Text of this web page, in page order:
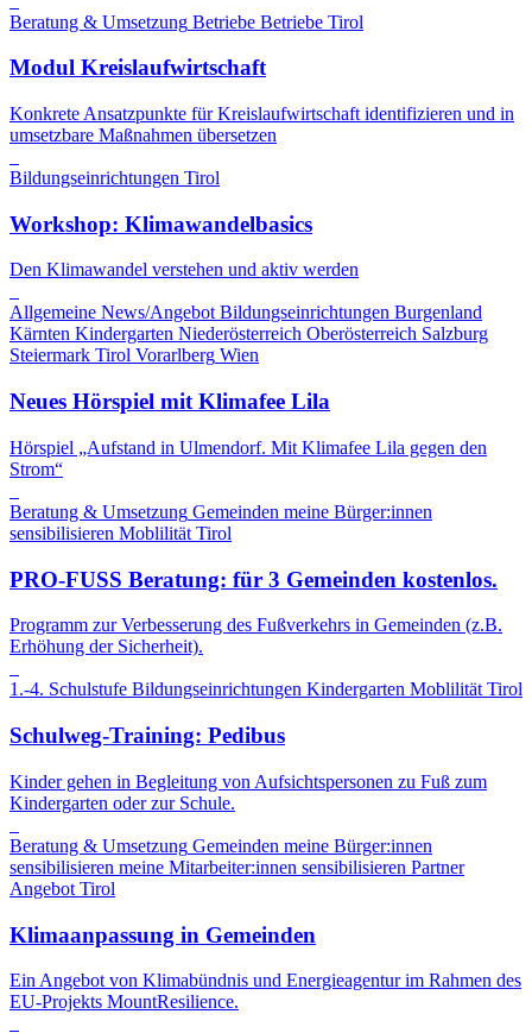
Beratung & Umsetzung Betriebe Betriebe Tirol
Modul Kreislaufwirtschaft
Konkrete Ansatzpunkte für Kreislaufwirtschaft identifizieren und in
umsetzbare Maßnahmen übersetzen
Bildungseinrichtungen Tirol
Workshop: Klimawandelbasics
Den Klimawandel verstehen und aktiv werden
Allgemeine News/Angebot Bildungseinrichtungen Burgenland
Kärnten Kindergarten Niederösterreich Oberösterreich Salzburg
Steiermark Tirol Vorarlberg Wien
Neues Hörspiel mit Klimafee Lila
Hörspiel „Aufstand in Ulmendorf. Mit Klimafee Lila gegen den
Strom“
Beratung & Umsetzung Gemeinden meine Bürger:innen
sensibilisieren Moblilität Tirol
PRO-FUSS Beratung: für 3 Gemeinden kostenlos.
Programm zur Verbesserung des Fußverkehrs in Gemeinden (z.B.
Erhöhung der Sicherheit).
1.-4. Schulstufe Bildungseinrichtungen Kindergarten Moblilität Tirol
Schulweg-Training: Pedibus
Kinder gehen in Begleitung von Aufsichtspersonen zu Fuß zum
Kindergarten oder zur Schule.
Beratung & Umsetzung Gemeinden meine Bürger:innen
sensibilisieren meine Mitarbeiter:innen sensibilisieren Partner
Angebot Tirol
Klimaanpassung in Gemeinden
Ein Angebot von Klimabündnis und Energieagentur im Rahmen des
EU-Projekts MountResilience.